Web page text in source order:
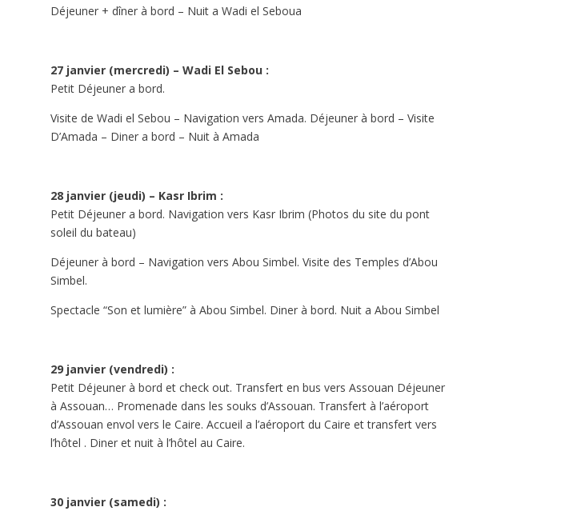
Déjeuner + dîner à bord – Nuit a Wadi el Seboua
27 janvier (mercredi) – Wadi El Sebou :
Petit Déjeuner a bord.
Visite de Wadi el Sebou – Navigation vers Amada. Déjeuner à bord – Visite
D’Amada – Diner a bord – Nuit à Amada
28 janvier (jeudi) – Kasr Ibrim :
Petit Déjeuner a bord. Navigation vers Kasr Ibrim (Photos du site du pont
soleil du bateau)
Déjeuner à bord – Navigation vers Abou Simbel. Visite des Temples d’Abou
Simbel.
Spectacle “Son et lumière” à Abou Simbel. Diner à bord. Nuit a Abou Simbel
29 janvier (vendredi) :
Petit Déjeuner à bord et check out. Transfert en bus vers Assouan Déjeuner
à Assouan… Promenade dans les souks d’Assouan. Transfert à l’aéroport
d’Assouan envol vers le Caire. Accueil a l’aéroport du Caire et transfert vers
l’hôtel . Diner et nuit à l’hôtel au Caire.
30 janvier (samedi) :